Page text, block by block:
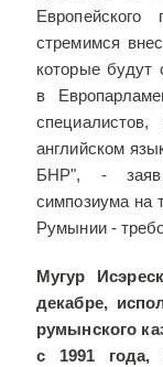
стремимся
которые
в
английском
БНР", -
симпозиума на
Румынии -
Мугур
декабре,
румынского
с 1991 года,